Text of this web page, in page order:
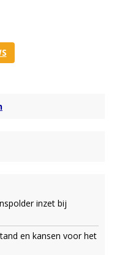
inzet bij
en kansen voor het